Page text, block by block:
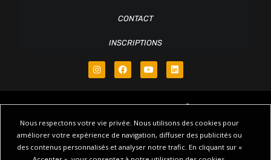
CONTACT
INSCRIPTIONS
© Copyright 2018 – 2026 Ridin’Family – Tous droits réservés | Plan du
Nous respectons votre vie privée. Nous utilisons des cookies pour
améliorer votre expérience de navigation, diffuser des publicités ou
des contenus personnalisés et analyser notre trafic. En cliquant sur «